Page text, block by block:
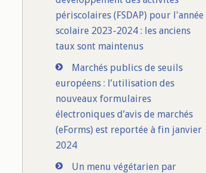
périscolaires (FSDAP) pour l'année
scolaire 2023-2024 : les anciens
taux sont maintenus
Marchés publics de seuils
européens : l’utilisation des
nouveaux formulaires
électroniques d’avis de marchés
(eForms) est reportée à fin janvier
2024
Un menu végétarien par